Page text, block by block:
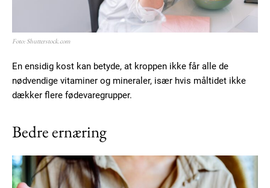
Foto: Shutterstock.com
En ensidig kost kan betyde, at kroppen ikke får alle de
nødvendige vitaminer og mineraler, især hvis måltidet ikke
dækker flere fødevaregrupper.
Bedre ernæring